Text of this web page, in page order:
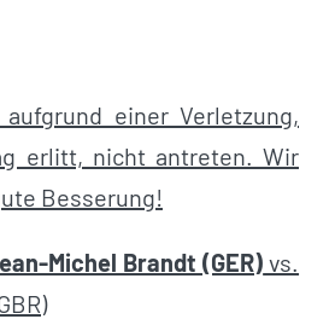
aufgrund einer Verletzung,
erlitt, nicht antreten. Wir
Besserung!
Michel Brandt (GER) vs.